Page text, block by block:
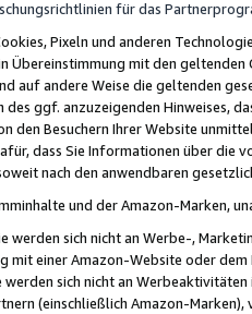
für das
Pixeln und anderen
Übereinstimmung mit den
auf andere Weise die geltenden
des ggf. anzuzeigenden Hinweises,
den Besuchern Ihrer Website
dass Sie Informationen über die
nach den anwendbaren
und der Amazon-Marken,
werden sich nicht an Werbe-,
mit einer Amazon-Website oder
werden sich nicht an
(einschließlich Amazon-